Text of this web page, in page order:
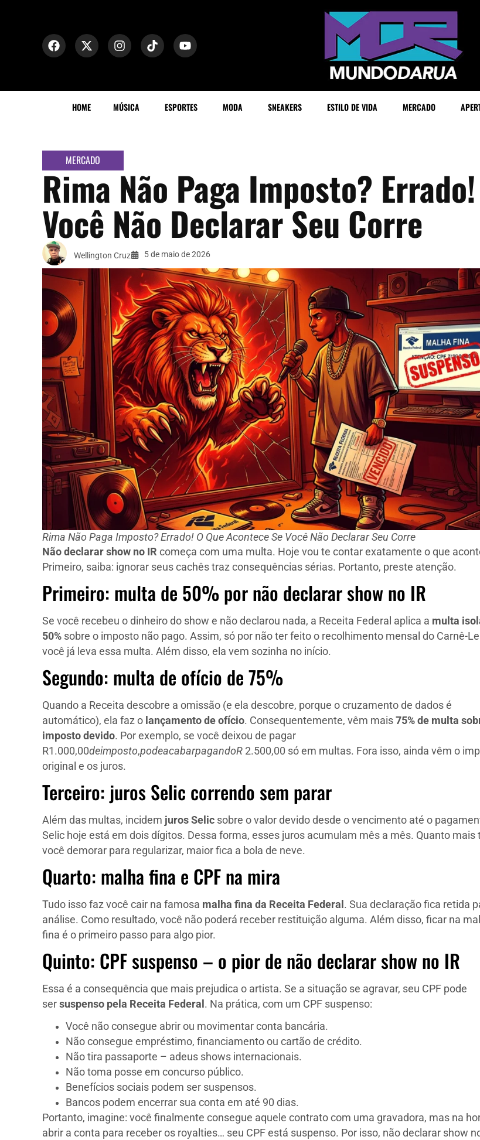
HOME MÚSICA ESPORTES MODA SNEAKERS ESTILO DE VIDA MERCADO
MERCADO
Rima Não Paga Imposto?
Você Não Declarar Seu Corre
Wellington Cruz 5 de maio de 2026
Rima Não Paga Imposto? Errado! O Que Acontece Se Você Não Declarar Seu Corre
Não declarar show no IR começa com uma multa. Hoje vou te contar exatamente o que
Primeiro, saiba: ignorar seus cachês traz consequências sérias. Portanto, preste atenção.
Primeiro: multa de 50% por não declarar show no IR
Se você recebeu o dinheiro do show e não declarou nada, a Receita Federal aplica a multa
50% sobre o imposto não pago. Assim, só por não ter feito o recolhimento mensal do Carnê-
você já leva essa multa. Além disso, ela vem sozinha no início.
Segundo: multa de ofício de 75%
Quando a Receita descobre a omissão (e ela descobre, porque o cruzamento de dados é
automático), ela faz o lançamento de ofício. Consequentemente, vêm mais 75% de multa
imposto devido. Por exemplo, se você deixou de pagar
R1.000,00deimposto,podeacabarpagandoR 2.500,00 só em multas. Fora isso, ainda vêm o
original e os juros.
Terceiro: juros Selic correndo sem parar
Além das multas, incidem juros Selic sobre o valor devido desde o vencimento até o
Selic hoje está em dois dígitos. Dessa forma, esses juros acumulam mês a mês. Quanto mais
você demorar para regularizar, maior fica a bola de neve.
Quarto: malha fina e CPF na mira
Tudo isso faz você cair na famosa malha fina da Receita Federal . Sua declaração fica retida
análise. Como resultado, você não poderá receber restituição alguma. Além disso, ficar na
fina é o primeiro passo para algo pior.
Quinto: CPF suspenso – o pior de não declarar show no IR
Essa é a consequência que mais prejudica o artista. Se a situação se agravar, seu CPF pode
ser suspenso pela Receita Federal . Na prática, com um CPF suspenso:
Você não consegue abrir ou movimentar conta bancária.
Não consegue empréstimo, financiamento ou cartão de crédito.
Não tira passaporte – adeus shows internacionais.
Não toma posse em concurso público.
Benefícios sociais podem ser suspensos.
Bancos podem encerrar sua conta em até 90 dias.
Portanto, imagine: você finalmente consegue aquele contrato com uma gravadora, mas na
abrir a conta para receber os royalties… seu CPF está suspenso. Por isso, não declarar show